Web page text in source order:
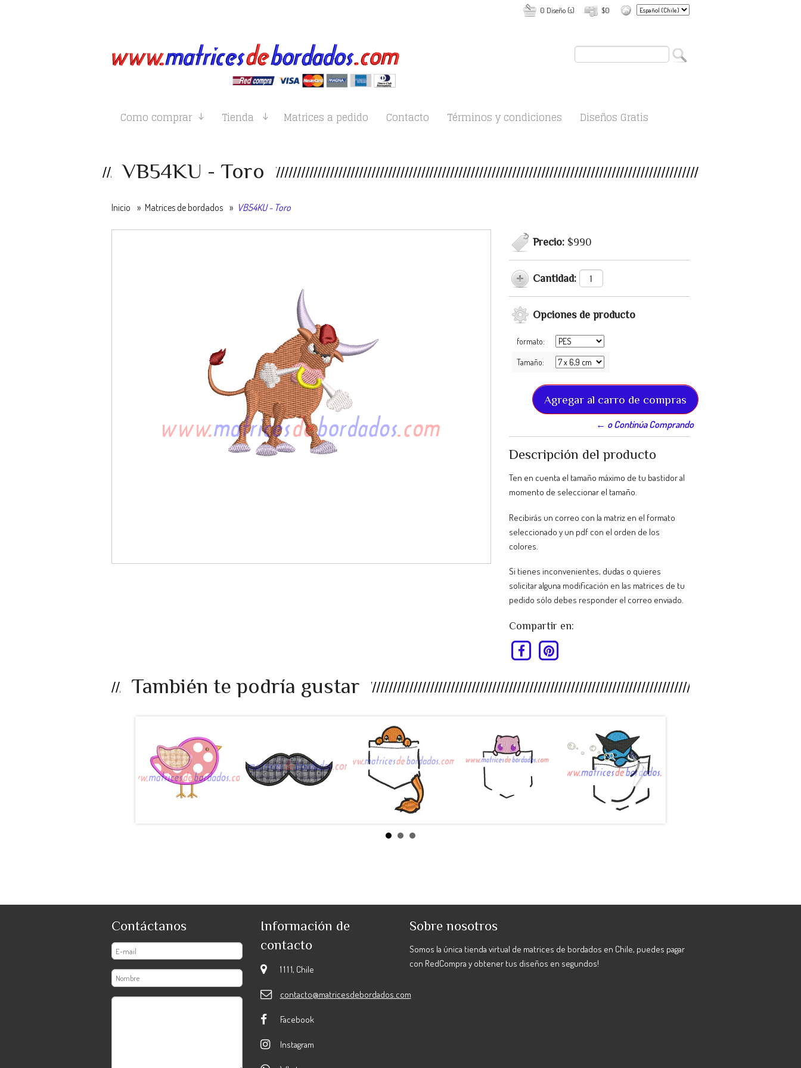
$0
0 Diseño (s)
Como comprar Tienda Matrices a pedido Contacto Términos y condiciones Diseños Gratis
VB54KU - Toro
Inicio » Matrices de bordados » VB54KU - Toro
Precio: $990
Cantidad:
Opciones de producto
formato:
Tamaño:
← o Continúa Comprando
Descripción del producto
Ten en cuenta el tamaño máximo de tu bastidor al
momento de seleccionar el tamaño.
Recibirás un correo con la matriz en el formato
seleccionado y un pdf con el orden de los
colores.
Si tienes inconvenientes, dudas o quieres
solicitar alguna modificación en las matrices de tu
pedido sólo debes responder el correo enviado.
Compartir en:
También te podría gustar
LB25EF - Ave
apli...
$990
bigote a...
RT47AS -
Pokemon ...
$990
KJ34UL -
Pokemon ...
$990
HY88SB -
Pokemon ...
$990
Contáctanos
Información de
contacto
1 1 1 1, Chile
contacto@matricesdebordados.com
Facebook
Instagram
Sobre nosotros
Somos la única tienda virtual de matrices de bordados en Chile, puedes pagar
con RedCompra y obtener tus diseños en segundos!